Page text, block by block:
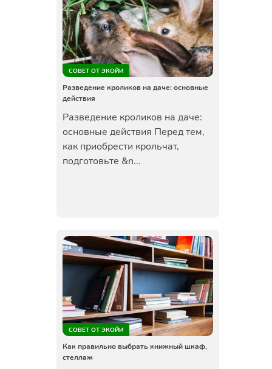
СОВЕТ ОТ ЭКОЙИ
Разведение кроликов на даче: основные
действия
Разведение кроликов на даче:
основные действия Перед тем,
как приобрести крольчат,
подготовьте &n...
СОВЕТ ОТ ЭКОЙИ
Как правильно выбрать книжный шкаф,
стеллаж